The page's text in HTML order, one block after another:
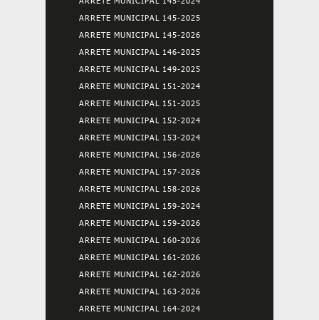
ARRETE MUNICIPAL 145-2025
ARRETE MUNICIPAL 145-2026
ARRETE MUNICIPAL 146-2025
ARRETE MUNICIPAL 149-2025
ARRETE MUNICIPAL 151-2024
ARRETE MUNICIPAL 151-2025
ARRETE MUNICIPAL 152-2024
ARRETE MUNICIPAL 153-2024
ARRETE MUNICIPAL 156-2026
ARRETE MUNICIPAL 157-2026
ARRETE MUNICIPAL 158-2026
ARRETE MUNICIPAL 159-2024
ARRETE MUNICIPAL 159-2026
ARRETE MUNICIPAL 160-2026
ARRETE MUNICIPAL 161-2026
ARRETE MUNICIPAL 162-2026
ARRETE MUNICIPAL 163-2026
ARRETE MUNICIPAL 164-2024